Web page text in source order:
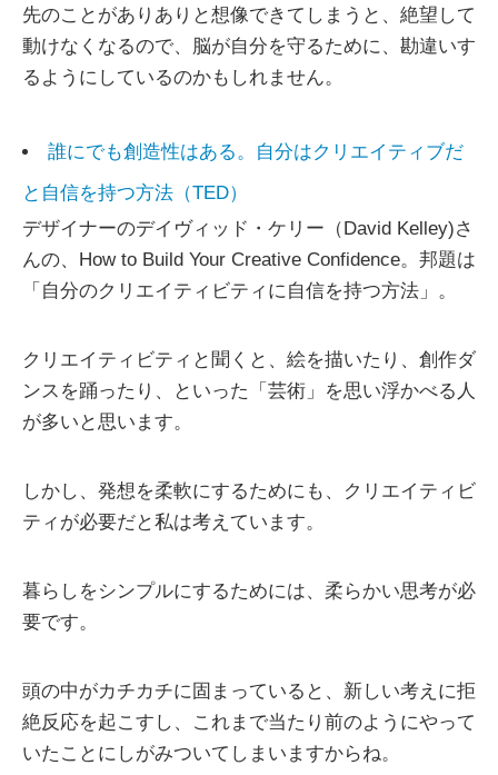
先のことがありありと想像できてしまうと、絶望して
動けなくなるので、脳が自分を守るために、勘違いす
るようにしているのかもしれません。
誰にでも創造性はある。自分はクリエイティブだ
と自信を持つ方法（TED）
デザイナーのデイヴィッド・ケリー（David Kelley)さ
んの、How to Build Your Creative Confidence。邦題は
「自分のクリエイティビティに自信を持つ方法」。
クリエイティビティと聞くと、絵を描いたり、創作ダ
ンスを踊ったり、といった「芸術」を思い浮かべる人
が多いと思います。
しかし、発想を柔軟にするためにも、クリエイティビ
ティが必要だと私は考えています。
暮らしをシンプルにするためには、柔らかい思考が必
要です。
頭の中がカチカチに固まっていると、新しい考えに拒
絶反応を起こすし、これまで当たり前のようにやって
いたことにしがみついてしまいますからね。